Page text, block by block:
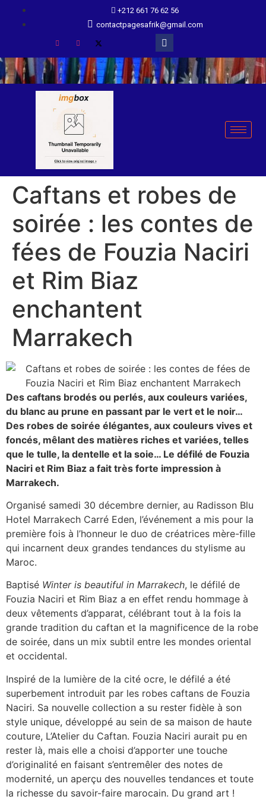
+212 661 76 62 56
contactpagesafrik@gmail.com
Caftans et robes de
soirée : les contes de
fées de Fouzia Naciri
et Rim Biaz
enchantent
Marrakech
Des caftans brodés ou perlés, aux couleurs variées,
du blanc au prune en passant par le vert et le noir…
Des robes de soirée élégantes, aux couleurs vives et
foncés, mêlant des matières riches et variées, telles
que le tulle, la dentelle et la soie… Le défilé de Fouzia
Naciri et Rim Biaz a fait très forte impression à
Marrakech.
Organisé samedi 30 décembre dernier, au Radisson Blu
Hotel Marrakech Carré Eden, l’événement a mis pour la
première fois à l’honneur le duo de créatrices mère-fille
qui incarnent deux grandes tendances du stylisme au
Maroc.
Baptisé Winter is beautiful in Marrakech, le défilé de
Fouzia Naciri et Rim Biaz a en effet rendu hommage à
deux vêtements d’apparat, célébrant tout à la fois la
grande tradition du caftan et la magnificence de la robe
de soirée, dans un mix subtil entre les mondes oriental
et occidental.
Inspiré de la lumière de la cité ocre, le défilé a été
superbement introduit par les robes caftans de Fouzia
Naciri. Sa nouvelle collection a su rester fidèle à son
style unique, développé au sein de sa maison de haute
couture, L’Atelier du Caftan. Fouzia Naciri aurait pu en
rester là, mais elle a choisi d’apporter une touche
d’originalité en faisant s’entremêler des notes de
modernité, un aperçu des nouvelles tendances et toute
la richesse du savoir-faire marocain. Du grand art !